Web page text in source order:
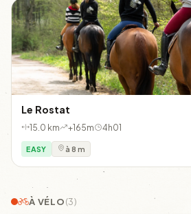
Le Rostat
15.0 km +165m 4h01
EASY à 8 m
À VÉLO(3)